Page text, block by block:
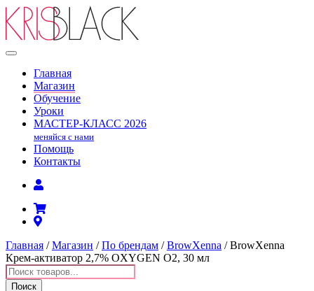
Главная
Магазин
Обучение
Уроки
МАСТЕР-КЛАСС 2026
меняйся с нами
Помощь
Контакты
Главная /Магазин /По брендам /BrowXenna / BrowXenna
Крем-активатор 2,7% OXYGEN O2, 30 мл
Поиск
товаров
Поиск